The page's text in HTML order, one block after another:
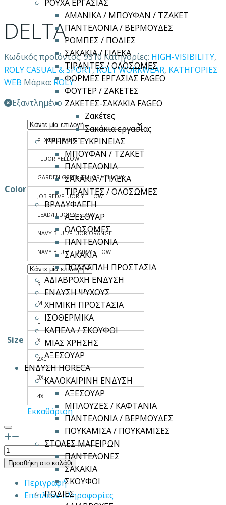
ΡΟΥΧΑ ΕΡΓΑΣΙΑΣ
ΑΜΑΝΙΚΑ / ΜΠΟΥΦΑΝ / ΤΖΑΚΕΤ
ΠΑΝΤΕΛΟΝΙΑ / ΒΕΡΜΟΥΔΕΣ
ΡΟΜΠΕΣ / ΠΟΔΙΕΣ
ΣΑΚΑΚΙΑ / ΓΙΛΕΚΑ
ΤΙΡΑΝΤΕΣ / ΟΛΟΣΩΜΕΣ
ΦΟΡΜΕΣ ΕΡΓΑΣΙΑΣ FAGEO
ΦΟΥΤΕΡ / ΖΑΚΕΤΕΣ
ΖΑΚΕΤΕΣ-ΣΑΚΑΚΙΑ FAGEO
Ζακέτες
Σακάκια εργασίας
ΥΨΗΛΗΣ ΕΥΚΡΙΝΕΙΑΣ
ΜΠΟΥΦΑΝ / ΤΖΑΚΕΤ
ΠΑΝΤΕΛΟΝΙΑ
ΣΑΚΑΚΙΑ / ΓΙΛΕΚΑ
ΤΙΡΑΝΤΕΣ / ΟΛΟΣΩΜΕΣ
ΒΡΑΔΥΦΛΕΓΗ
ΑΞΕΣΟΥΑΡ
ΟΛΟΣΩΜΕΣ
ΠΑΝΤΕΛΟΝΙΑ
ΣΑΚΑΚΙΑ
ΠΟΛΛΑΠΛΗ ΠΡΟΣΤΑΣΙΑ
ΑΔΙΑΒΡΟΧΗ ΕΝΔΥΣΗ
ΕΝΔΥΣΗ ΨΥΧΟΥΣ
ΧΗΜΙΚΗ ΠΡΟΣΤΑΣΙΑ
ΙΣΟΘΕΡΜΙΚΑ
ΚΑΠΕΛΑ / ΣΚΟΥΦΟΙ
ΜΙΑΣ ΧΡΗΣΗΣ
ΑΞΕΣΟΥΑΡ
ΕΝΔΥΣΗ HORECA
ΚΑΛΟΚΑΙΡΙΝΗ ΕΝΔΥΣΗ
ΑΞΕΣΟΥΑΡ
ΜΠΛΟΥΖΕΣ / ΚΑΦΤΑΝΙΑ
ΠΑΝΤΕΛΟΝΙΑ / ΒΕΡΜΟΥΔΕΣ
ΠΟΥΚΑΜΙΣΑ / ΠΟΥΚΑΜΙΣΕΣ
ΣΤΟΛΕΣ ΜΑΓΕΙΡΩΝ
ΠΑΝΤΕΛΟΝΕΣ
ΣΑΚΑΚΙΑ
ΣΚΟΥΦΟΙ
ΠΟΔΙΕΣ
DELTA
Κωδικός προϊόντος:9310 Κατηγορίες: HIGH-VISIBILITY,
ROLY CASUAL & SPORT,ROLY WORKWEAR, ΚΑΤΗΓΟΡΙΕΣ
WEB Μάρκα: ROLY
Εξαντλημένο
Color
FLUOR ORANGE
FLUOR YELLOW
GARDEN GREEN/FLUOR YELLOW
JOB RED/FLUOR YELLOW
LEAD/FLUOR YELLOW
NAVY BLUE/FLUOR ORANGE
NAVY BLUE/FLUOR YELLOW
Size
S
M
L
XL
2XL
3XL
4XL
Εκκαθάριση
DELTA
ποσότητα
Προσθήκη στο καλάθι
Περιγραφή
Επιπλέον πληροφορίες